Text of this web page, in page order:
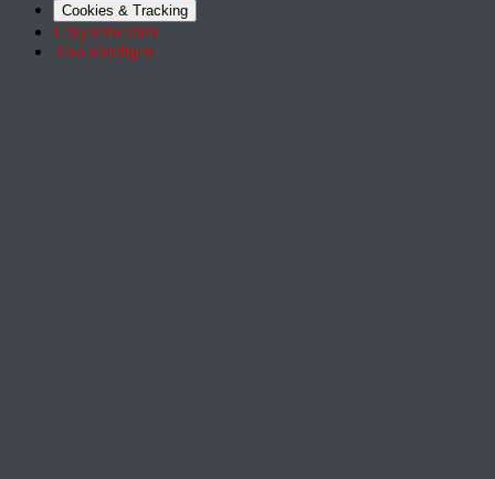
Cookies & Tracking
Utiq verwalten
Abo kündigen